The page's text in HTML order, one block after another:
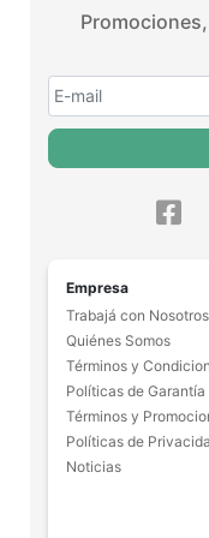
Empresa
Trabajá con Nosotros
Quiénes Somos
Términos y
Políticas de Garantía
Términos y
Políticas de
Noticias